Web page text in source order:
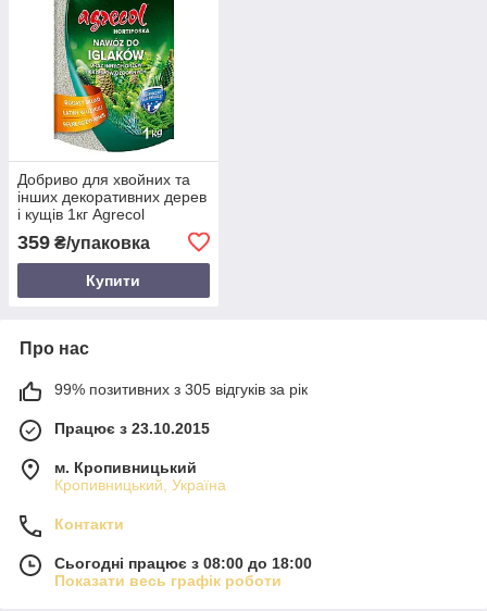
Добриво для хвойних та
інших декоративних дерев
і кущів 1кг Agrecol
359 ₴/упаковка
Купити
Про нас
99% позитивних з 305 відгуків за рік
Працює з 23.10.2015
м. Кропивницький
Кропивницький, Україна
Контакти
Сьогодні працює з 08:00 до 18:00
Показати весь графік роботи